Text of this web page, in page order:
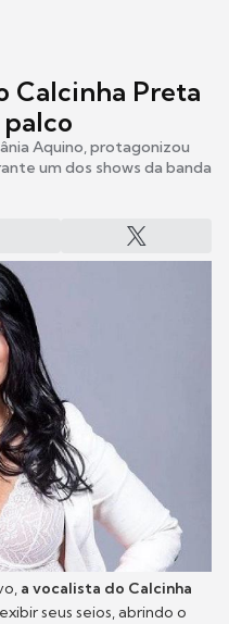
Calcinha Preta
Aquino, protagonizou
um dos shows da banda
a vocalista do Calcinha
seus seios, abrindo o